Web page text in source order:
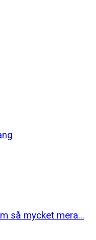
så mycket mera...